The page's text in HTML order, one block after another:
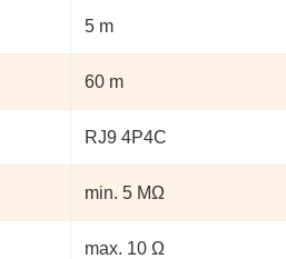
5 m
60 m
RJ9 4P4C
min. 5 MΩ
max. 10 Ω